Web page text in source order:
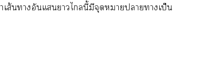
ส้นาอันแาไนี้มีจุดหมายาาเป็น